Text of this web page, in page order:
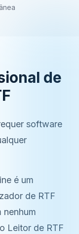
de
software
é um
de RTF
nenhum
Leitor de RTF